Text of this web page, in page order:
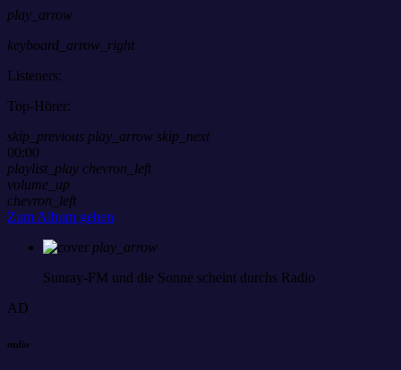
play_arrow
keyboard_arrow_right
Listeners:
Top-Hörer:
skip_previous play_arrow skip_next
00:00
playlist_play chevron_left
volume_up
chevron_left
Zum Album gehen
play_arrow
Sunray-FM und die Sonne scheint durchs Radio
AD
radio